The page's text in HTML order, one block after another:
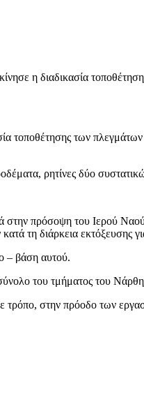
η διαδικασία
τοποθέτησης των
ρητίνες δύο
στην πρόσοψη του Ιερού
τη διάρκεια εκτόξευσης
– βάση αυτού.
του τμήματος του
τρόπο, στην πρόοδο των